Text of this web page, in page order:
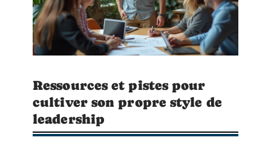
Ressources et pistes pour
cultiver son propre style de
leadership